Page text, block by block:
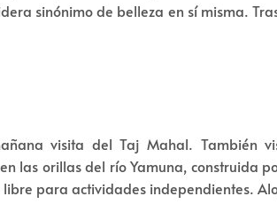
sinónimo de belleza en sí misma.
visita del Taj Mahal. También
las orillas del río Yamuna, construida
libre para actividades independientes.